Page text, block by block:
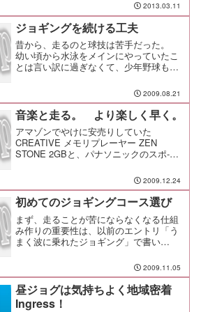
待ち望んだ製品が出た。ヘッドホン一体
型のソニーのWalkmanなんだが、な、
な、なんと、防水仕様で...
2013.03.11
ジョギングを続ける工夫
昔から、走るのと球技は苦手だった。
幼い頃から水泳をメインにやっていたこ
とは言い訳に過ぎなくて、少年野球も好
同様だった。 人より良かったのは体操
くらいかな。 バランス感覚はピカイチ
だったし、鉄棒の上を綱渡...
2009.08.21
音楽と走る。 より楽しく早く。
アマゾンでやけに安売りしていた
CREATIVE メモリプレーヤー ZEN
STONE 2GBと、パナソニックのスポ-ツ
ZEN STONEは僅か２４ｇなので、頭に
巻いたタオルにクリップで引っかけて使
っている。...
2009.12.24
初めてのジョギングコース選び
まず、走ることが苦にならなくなる仕組
み作りの重要性は、以前のエントリ「う
まく波に乗れたジョギング」で書い
ヤル気を維持することができるように環
境を整えることも重要です。そのヤル気
を維持するために工夫したこと...
2009.11.05
昼ジョグは気持ちよく地域密着
Ingress！